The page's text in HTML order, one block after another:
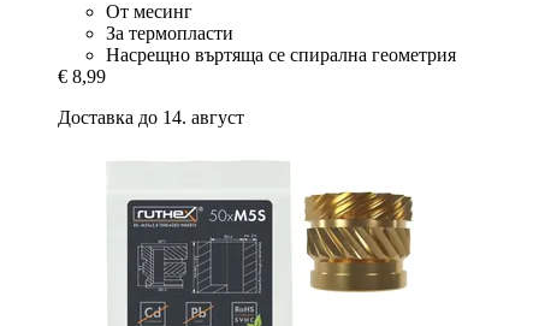
От месинг
За термопласти
Насрещно въртяща се спирална геометрия
€ 8,99
Доставка до 14. август